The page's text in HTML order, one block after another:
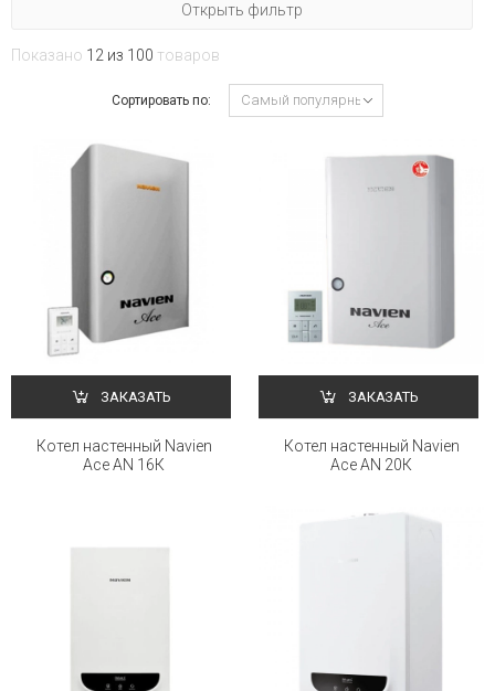
Открыть фильтр
Показано 12 из 100 товаров
Сортировать по:
ЗАКАЗАТЬ
Котел настенный Navien
Ace AN 16К
ЗАКАЗАТЬ
Котел настенный Navien
Ace AN 20К